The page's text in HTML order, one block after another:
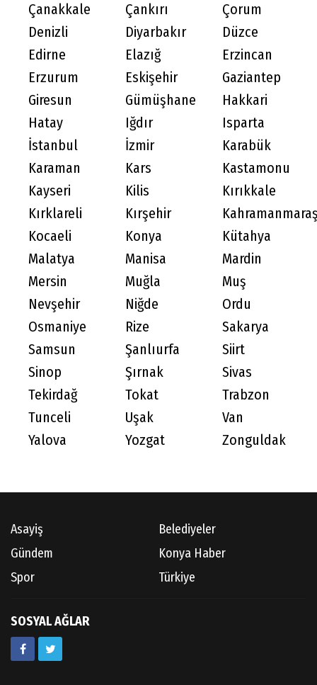
Çanakkale
Çankırı
Çorum
Denizli
Diyarbakır
Düzce
Edirne
Elazığ
Erzincan
Erzurum
Eskişehir
Gaziantep
Giresun
Gümüşhane
Hakkari
Hatay
Iğdır
Isparta
İstanbul
İzmir
Karabük
Karaman
Kars
Kastamonu
Kayseri
Kilis
Kırıkkale
Kırklareli
Kırşehir
Kocaeli
Konya
Kütahya
Malatya
Manisa
Mardin
Mersin
Muğla
Muş
Nevşehir
Niğde
Ordu
Osmaniye
Rize
Sakarya
Samsun
Şanlıurfa
Siirt
Sinop
Şırnak
Sivas
Tekirdağ
Tokat
Trabzon
Tunceli
Uşak
Van
Yalova
Yozgat Zonguldak
Asayiş
Belediyeler
Gündem
Konya Haber
Spor
Türkiye
SOSYAL AĞLAR